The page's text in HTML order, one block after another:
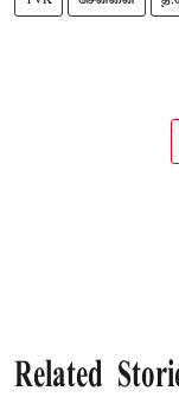
Related